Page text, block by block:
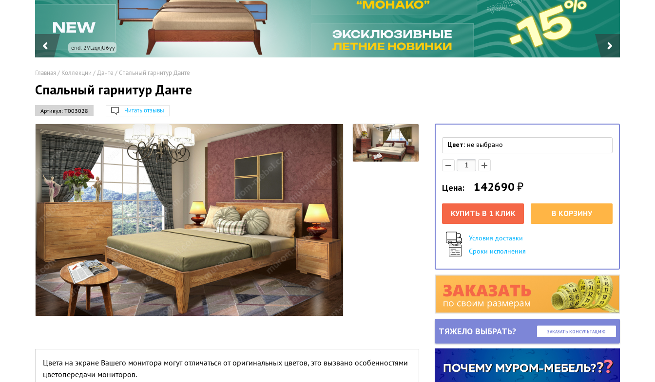
erid: 2VtzqxjU6yy
Главная/ Коллекции /Данте / Спальный гарнитур Данте
Спальный гарнитур Данте
Артикул: Т003028 Читать отзывы
Цвет: не выбрано
Цена: 142690₽
КУПИТЬ В 1 КЛИК В КОРЗИНУ
Условия доставки
Сроки исполнения
ТЯЖЕЛО ВЫБРАТЬ? ЗАКАЗАТЬ КОНСУЛЬТАЦИЮ
Цвета на экране Вашего монитора могут отличаться от оригинальных цветов, это вызвано особенностями
цветопередачи мониторов.